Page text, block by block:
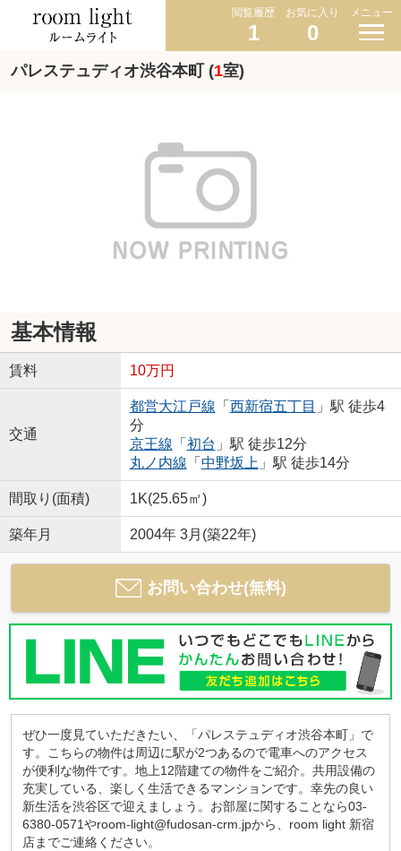
閲覧履歴
1
お気に入り
0
メニュー
パレステュディオ渋谷本町 (1室)
基本情報
賃料 10万円
交通
都営大江戸線 「 西新宿五丁目 」駅 徒歩4
分
京王線 「 初台 」駅 徒歩12分
丸ノ内線 「 中野坂上 」駅 徒歩14分
間取り(面積) 1K(25.65㎡)
築年月 2004年 3月(築22年)
お問い合わせ(無料)
ぜひ一度見ていただきたい、「パレステュディオ渋谷本町」で
す。こちらの物件は周辺に駅が2つあるので電車へのアクセス
が便利な物件です。地上12階建ての物件をご紹介。共用設備の
充実している、楽しく生活できるマンションです。幸先の良い
新生活を渋谷区で迎えましょう。お部屋に関することなら03-
6380-0571やroom-light@fudosan-crm.jpから、room light 新宿
店までご連絡ください。